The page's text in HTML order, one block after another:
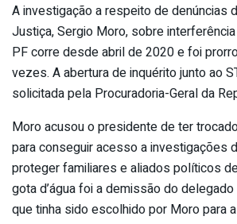
A investigação a respeito de denúncias
Justiça, Sergio Moro, sobre
PF corre desde abril de 2020 e foi
vezes. A abertura de inquérito junto ao
solicitada pela Procuradoria-Geral da
Moro acusou o presidente de ter
para conseguir acesso a investigações
proteger familiares e aliados políticos
gota d’água foi a demissão do
que tinha sido escolhido por Moro para